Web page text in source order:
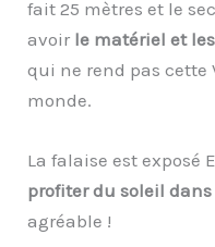
fait 25 mètres et le
avoir le matériel et
qui ne rend pas cette
monde.
La falaise est exposé
profiter du soleil
agréable !